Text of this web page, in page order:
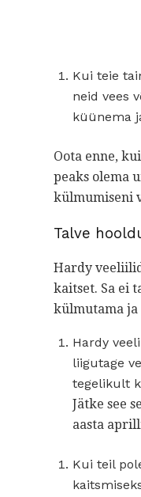
Kui teie
neid vees
küünema
Oota enne,
peaks olema
külmumiseni
Talve
Hardy
kaitset. Sa ei
külmutama ja
Hardy
liigutage
tegelikult
Jätke see
aasta
Kui teil